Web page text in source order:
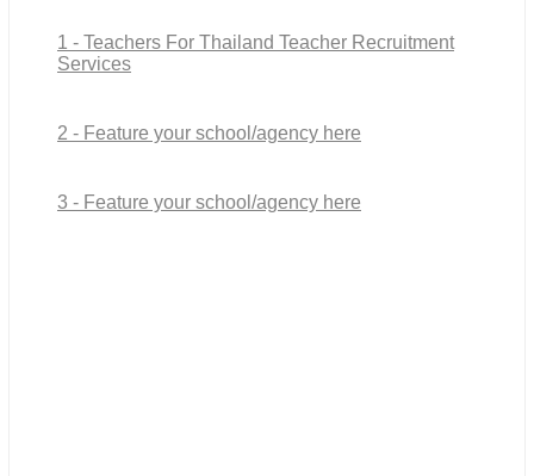
1 - Teachers For Thailand Teacher Recruitment
Services
2 - Feature your school/agency here
3 - Feature your school/agency here